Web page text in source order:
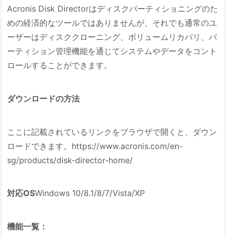
Acronis Disk Directorはディスクパーティショニングのた
めの経済的なツールではありませんが、それでも通常のユ
ーザーはディスククローニング、ボリュームリカバリ、パ
ーティション管理機能を通じてシステムやデータをコント
ロールすることができます。
ダウンロードの方法
ここに記載されているリンクをブラウザで開くと、ダウン
ロードできます。https://www.acronis.com/en-
sg/products/disk-director-home/
対応OSWindows 10/8.1/8/7/Vista/XP
機能一覧：